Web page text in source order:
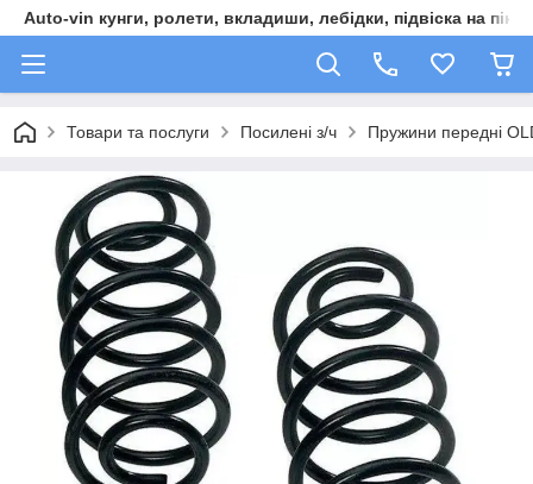
Auto-vin кунги, ролети, вкладиши, лебідки, підвіска на пікап
Товари та послуги Посилені з/ч Пружини передні